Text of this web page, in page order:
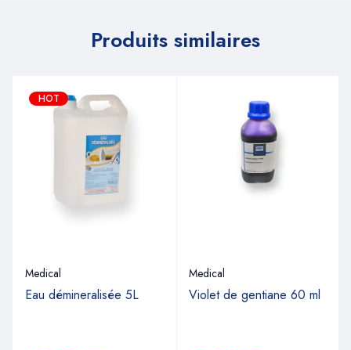
Produits similaires
HOT
Medical
Eau démineralisée 5L
Medical
Violet de gentiane 60 ml